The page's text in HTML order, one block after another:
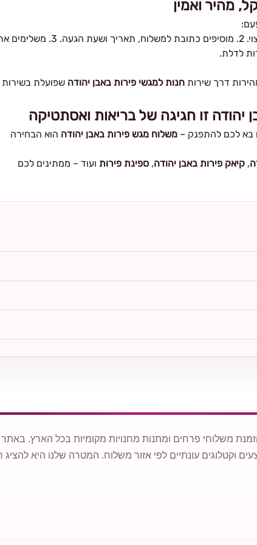
מהיר ואמין
1. נכנסים לאתר שלנו ובוחרים את סוג המארז הרצוי. 2. מוסיפים כתובת למשלוח, תאריך ושעת הגעה. 3.
לדלת.
דרך שירות חנות למגשי פירות באבן יהודה שפועלת בשירות
יהודה זו חגיגה של בריאות ואסתטיקה
בא לכם להתפנק – משלוח מגש פירות באבן יהודה הוא הבחירה
, קיאק פירות באבן יהודה, ספינת פירות ועוד – ממתינים לכם
משלוחי פרחים ומתנות מחנויות מקומיות בכל הארץ.
וקטלוגים עונתיים לפי אזור משלוח. המטרה שלנו היא